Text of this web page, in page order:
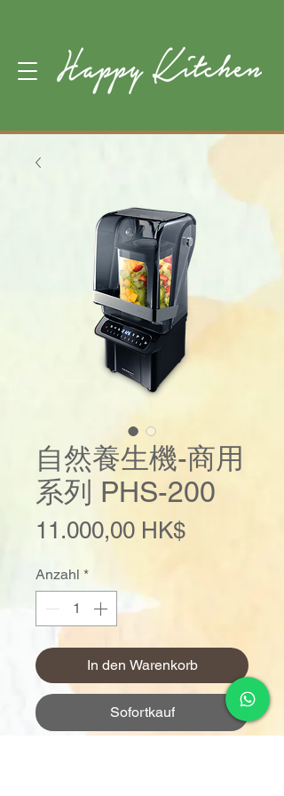
自然養生機-商用
系列 PHS-200
11.000,00 HK$Preis
Anzahl *
In den Warenkorb
Sofortkauf